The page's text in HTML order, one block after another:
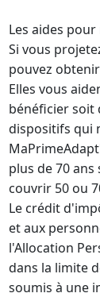
Les aides
Si vous
pouvez
Elles vous
bénéficier soit
dispositifs qui
plus de 70
couvrir 50 ou
Le crédit
et aux
l'Allocation
dans la limite
soumis à une